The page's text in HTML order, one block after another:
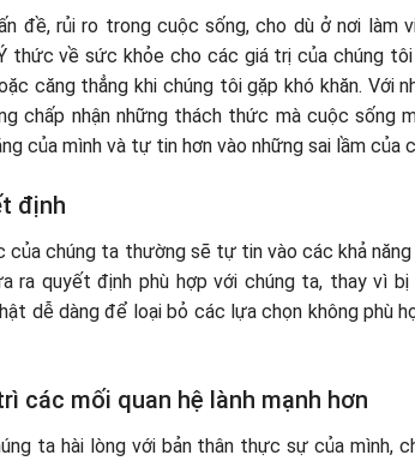
đề, rủi ro trong cuộc sống, cho dù ở nơi làm
thức về sức khỏe cho các giá trị của chúng
căng thẳng khi chúng tôi gặp khó khăn. Với
chấp nhận những thách thức mà cuộc sống
của mình và tự tin hơn vào những sai lầm của
định
của chúng ta thường sẽ tự tin vào các khả
ra quyết định phù hợp với chúng ta, thay vì
dễ dàng để loại bỏ các lựa chọn không phù
các mối quan hệ lành mạnh hơn
ta hài lòng với bản thân thực sự của mình,